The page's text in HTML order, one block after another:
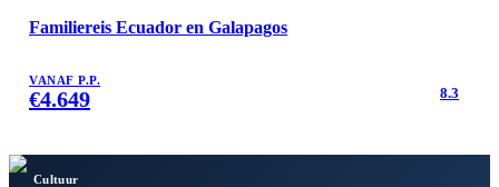
Familiereis Ecuador en Galapagos
VANAF P.P.
€4.649 8.3
Cultuur